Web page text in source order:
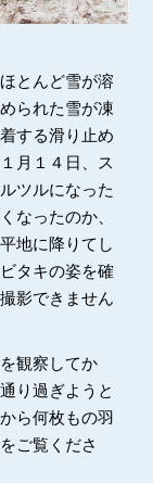
とんど雪が溶
られた雪が凍
する滑り止め
月１４日、ス
ツルになった
なったのか、
地に降りてし
タキの姿を確
影できません
観察してか
り過ぎようと
ら何枚もの羽
ご覧くださ